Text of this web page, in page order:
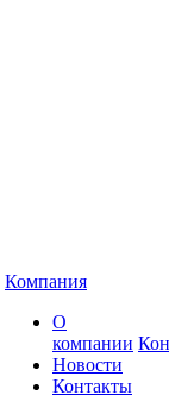
Компания
О
компании
Новости
Контакты